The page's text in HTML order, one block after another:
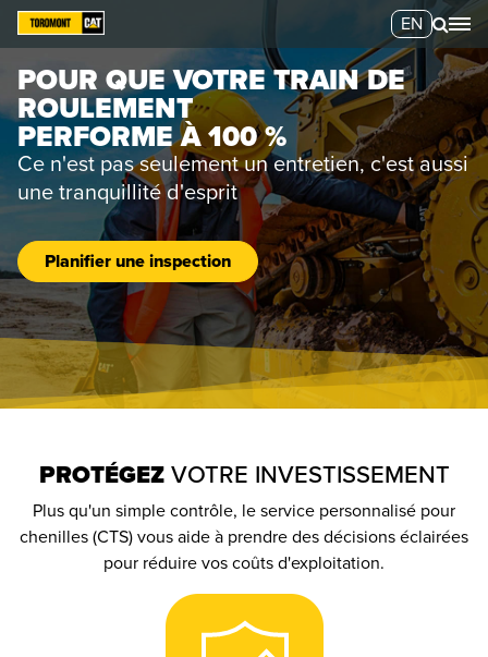
EN
POUR QUE VOTRE TRAIN DE
ROULEMENT
PERFORME À 100 %
Ce n'est pas seulement un entretien, c'est aussi
une tranquillité d'esprit
Planifier une inspection
PROTÉGEZVOTRE INVESTISSEMENT
Plus qu'un simple contrôle, le service personnalisé pour
chenilles (CTS) vous aide à prendre des décisions éclairées
pour réduire vos coûts d'exploitation.